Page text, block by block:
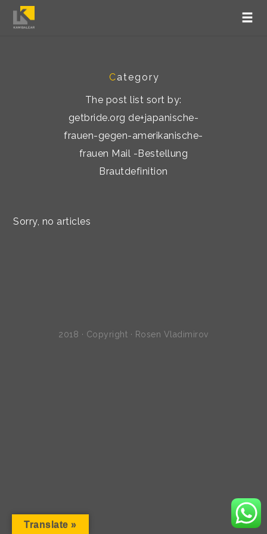
Category
The post list sort by:
getbride.org de+japanische-
frauen-gegen-amerikanische-
frauen Mail -Bestellung
Brautdefinition
Sorry, no articles
2018 · Copyright · Rosen Vladimirov
Translate »